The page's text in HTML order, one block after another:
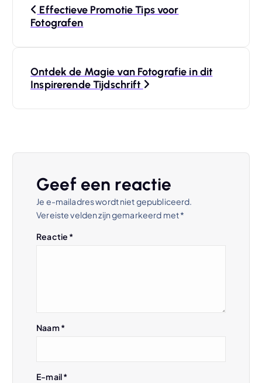
Effectieve Promotie Tips voor
Fotografen
Ontdek de Magie van Fotografie in dit
Inspirerende Tijdschrift
Geef een reactie
Je e-mailadres wordt niet gepubliceerd.
Vereiste velden zijn gemarkeerd met*
Reactie *
Naam*
E-mail*